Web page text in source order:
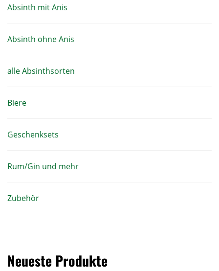
Absinth mit Anis
Absinth ohne Anis
alle Absinthsorten
Biere
Geschenksets
Rum/Gin und mehr
Zubehör
Neueste Produkte